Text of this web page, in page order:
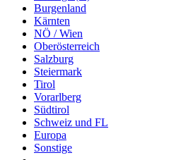
Burgenland
Kärnten
NÖ / Wien
Oberösterreich
Salzburg
Steiermark
Tirol
Vorarlberg
Südtirol
Schweiz und FL
Europa
Sonstige